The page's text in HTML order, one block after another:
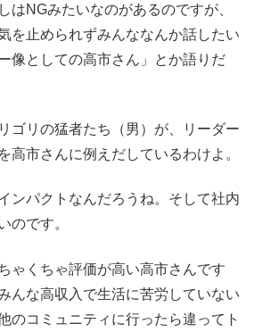
はNGみたいなのがあるのですが、
を止められずみんななんか話したい
像としての高市さん」とか語りだ
ゴリの猛者たち（男）が、リーダー
高市さんに例えだしているわけよ。
ンパクトなんだろうね。そして社内
のです。
ゃくちゃ評価が高い高市さんです
んな高収入で生活に苦労していない
のコミュニティに行ったら違ってト